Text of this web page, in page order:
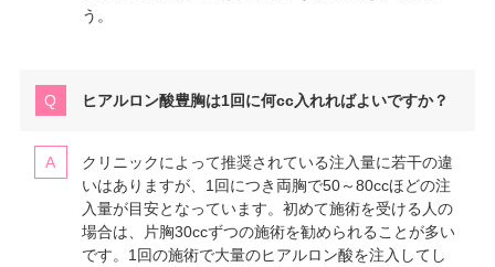
う。
ヒアルロン酸豊胸は1回に何cc入れればよいですか？
クリニックによって推奨されている注入量に若干の違
いはありますが、1回につき両胸で50～80ccほどの注
入量が目安となっています。初めて施術を受ける人の
場合は、片胸30ccずつの施術を勧められることが多い
です。1回の施術で大量のヒアルロン酸を注入してし